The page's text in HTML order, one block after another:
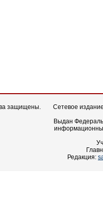
защищены.
Сетевое
Выдан
Редакция: